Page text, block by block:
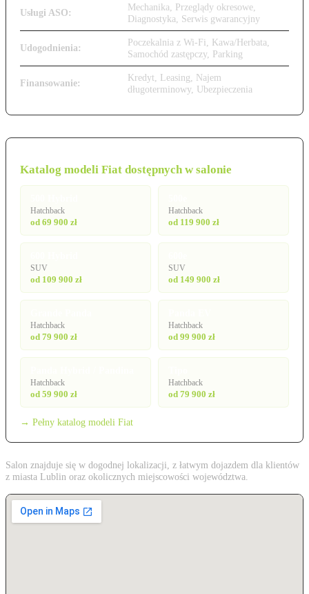
Usługi ASO:
Mechanika, Przeglądy okresowe,
Diagnostyka, Serwis gwarancyjny
Udogodnienia:
Poczekalnia z Wi-Fi, Kawa/Herbata,
Samochód zastępczy, Parking
Finansowanie:
Kredyt, Leasing, Najem
długoterminowy, Ubezpieczenia
Katalog modeli Fiat dostępnych w salonie
Hatchback
od 69 900 zł
Hatchback
od 119 900 zł
SUV
od 109 900 zł
SUV
od 149 900 zł
Hatchback
od 79 900 zł
Hatchback
od 99 900 zł
Hatchback
od 59 900 zł
Hatchback
od 79 900 zł
→ Pełny katalog modeli Fiat
Salon znajduje się w dogodnej lokalizacji, z łatwym dojazdem dla klientów
z miasta Lublin oraz okolicznych miejscowości województwa.